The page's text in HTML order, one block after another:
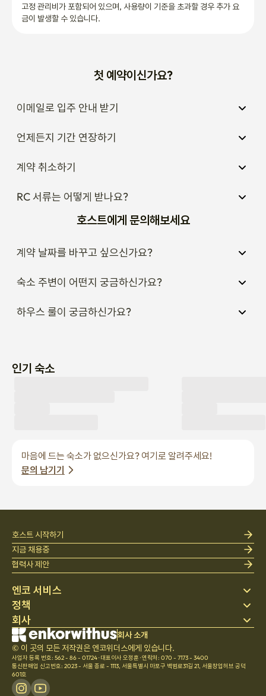
고정 관리비가 포함되어 있으며, 사용량이 기준을 초과할 경우 추가 요
금이 발생할 수 있습니다.
첫 예약이신가요?
이메일로 입주 안내 받기
언제든지 기간 연장하기
계약 취소하기
RC 서류는 어떻게 받나요?
호스트에게 문의해보세요
계약 날짜를 바꾸고 싶으신가요?
숙소 주변이 어떤지 궁금하신가요?
하우스 룰이 궁금하신가요?
인기 숙소
마음에 드는 숙소가 없으신가요? 여기로 알려주세요!
문의 남기기
엔코 서비스
스테이 찾기
베딩
블로그
헬프 센터
정책
개인정보 처리방침
이용약관
취소 및 환불정책
회사
회사 소개
채용
팀문화
호스트 시작하기
지금 채용중
협력사 제안
회사 소개
© 이 곳의 모든 저작권은 엔코위더스에게 있습니다.
사업자 등록 번호: 562 - 86 - 01724·대표이사 오정훈 ·연락처: 070 - 7173 - 3400
통신판매업 신고번호: 2023 - 서울 종로 - 1113, 서울특별시 마포구 백범로31길 21, 서울창업허브 공덕
601호